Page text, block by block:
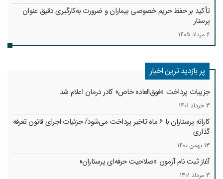
تأکید بر حفظ حریم خصوصی بیماران و ضرورت به‌کارگیری دقیق عنوان
پرستار
6 مرداد 1405
پر بازدید ترین اخبار
جزییات پرداخت «فوق‌العاده خاص» کادر درمان اعلام شد
3 خرداد 1401
کارانه‌ پرستاران با 6 ماه تاخیر پرداخت می‌شود/ جزئیات اجرای قانون تعرفه
گذاری
13 بهمن 1400
آغاز ثبت نام آزمون «صلاحیت حرفه‌ای پرستاران»
3 مرداد 1401